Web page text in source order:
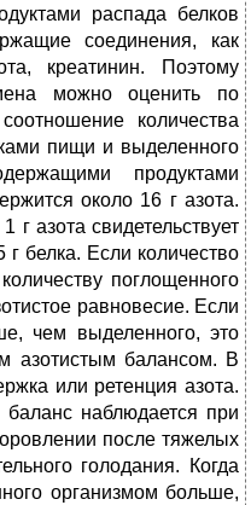
распада белков
соединения, как
креатинин. Поэтому
можно оценить по
количества
пищи и выделенного
продуктами
около 16 г азота.
г азота свидетельствует
белка. Если количество
поглощенного
равновесие. Если
чем выделенного, это
азотистым балансом. В
или ретенция азота.
наблюдается при
после тяжелых
голодания. Когда
организмом больше,